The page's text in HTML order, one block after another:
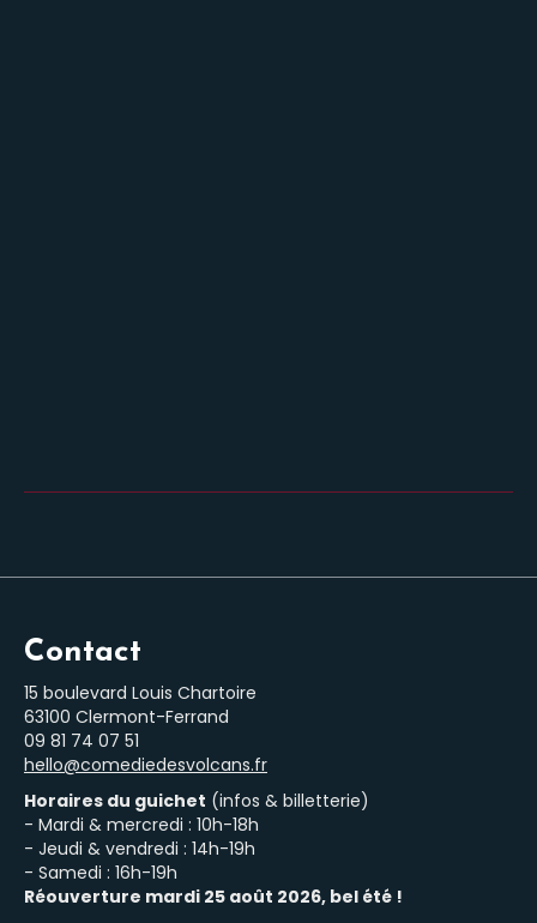
Contact
15 boulevard Louis Chartoire
63100 Clermont-Ferrand
‭09 81 74 07 51‬
hello@comediedesvolcans.fr
Horaires du guichet (infos & billetterie)
- Mardi & mercredi : 10h-18h
- Jeudi & vendredi : 14h-19h
- Samedi : 16h-19h
Réouverture mardi 25 août 2026, bel été !